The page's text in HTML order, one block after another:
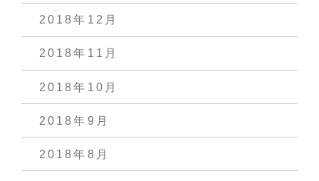
2018年12月
2018年11月
2018年10月
2018年9月
2018年8月